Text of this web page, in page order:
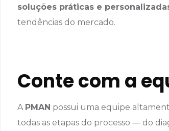
soluções práticas e
tendências do mercado.
Conte com a
A PMAN possui uma equipe
todas as etapas do processo — do